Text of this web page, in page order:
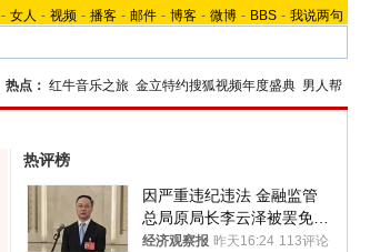
- 女人 - 视频 - 播客 - 邮件 - 博客 - 微博 - BBS - 我说两句
热点： 红牛音乐之旅 金立特约搜狐视频年度盛典 男人帮
热评榜
因严重违纪违法 金融监管
总局原局长李云泽被罢免全
国人大代表
经济观察报 昨天16:24 113评论